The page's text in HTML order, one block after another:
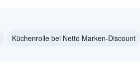
Küchenrolle bei Netto Marken-Discount